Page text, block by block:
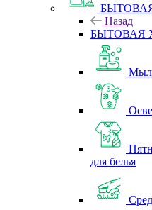
Назад
БЫТОВАЯ
для белья